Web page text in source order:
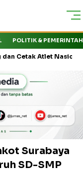
POLITIK &
Atlet Nasional
Surabaya
SD-SMP